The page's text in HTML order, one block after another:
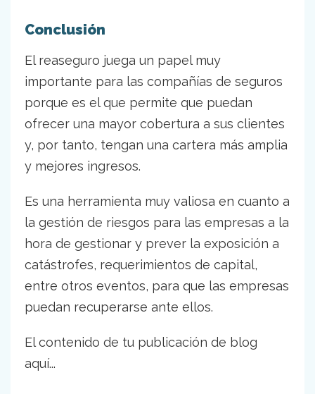
Conclusión
El reaseguro juega un papel muy
importante para las compañías de seguros
porque es el que permite que puedan
ofrecer una mayor cobertura a sus clientes
y, por tanto, tengan una cartera más amplia
y mejores ingresos.
Es una herramienta muy valiosa en cuanto a
la gestión de riesgos para las empresas a la
hora de gestionar y prever la exposición a
catástrofes, requerimientos de capital,
entre otros eventos, para que las empresas
puedan recuperarse ante ellos.
El contenido de tu publicación de blog
aquí...